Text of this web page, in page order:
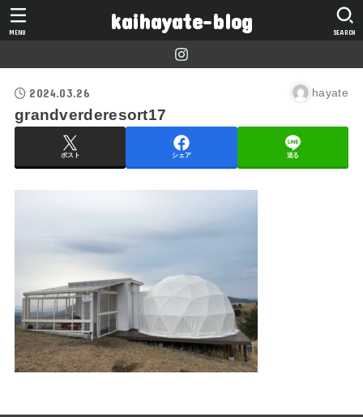
kaihayate-blog SEARCH
MENU
2024.03.26 hayate
grandverderesort17
ポスト シェア 送る